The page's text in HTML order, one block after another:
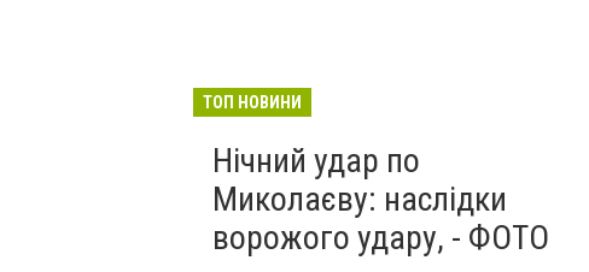
ТОП НОВИНИ
Нічний удар по
Миколаєву: наслідки
ворожого удару, - ФОТО